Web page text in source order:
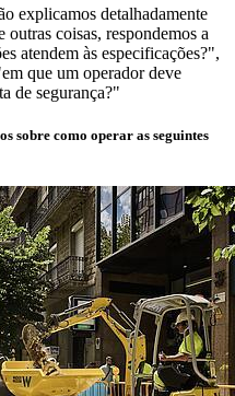
explicamos detalhadamente
coisas, respondemos a
atendem às especificações?",
que um operador deve
de segurança?"
sobre como operar as seguintes